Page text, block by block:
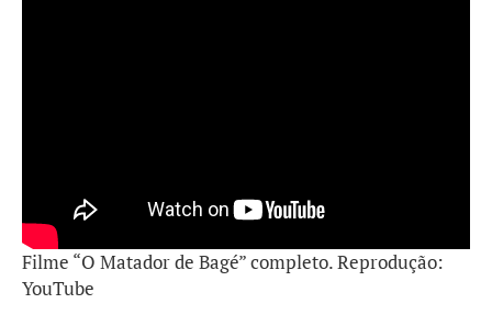
Filme “O Matador de Bagé” completo. Reprodução:
YouTube